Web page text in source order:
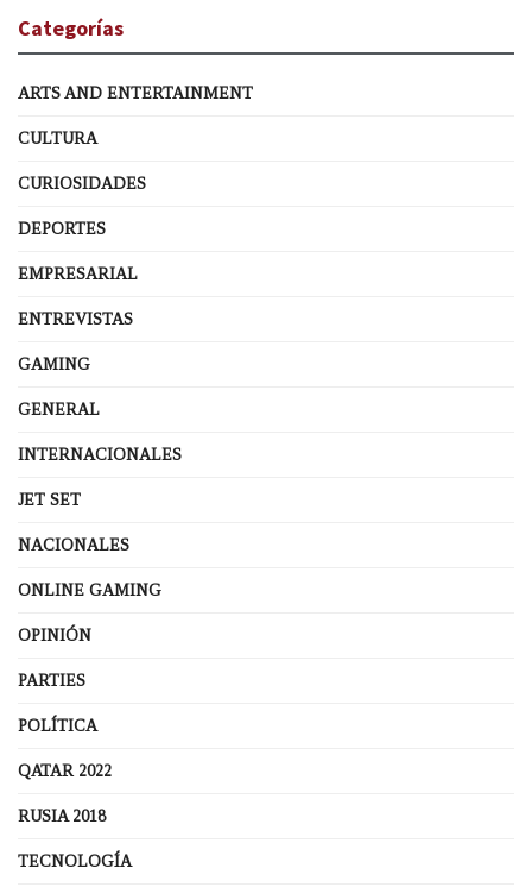
Categorías
ARTS AND ENTERTAINMENT
CULTURA
CURIOSIDADES
DEPORTES
EMPRESARIAL
ENTREVISTAS
GAMING
GENERAL
INTERNACIONALES
JET SET
NACIONALES
ONLINE GAMING
OPINIÓN
PARTIES
POLÍTICA
QATAR 2022
RUSIA 2018
TECNOLOGÍA